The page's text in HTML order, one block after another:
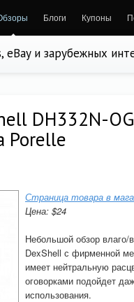
Блоги Купоны
и зарубежных
DH332N-
Porelle
Страница товара в
Цена: $24
Небольшой обзор
DexShell с фирменной
имеет нейтральную
оговорками подойдет
использования.